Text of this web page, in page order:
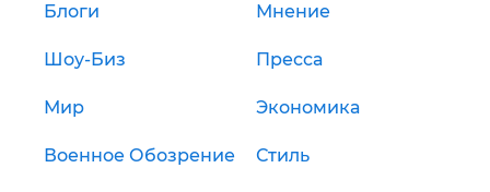
Блоги Мнение
Шоу-Биз Пресса
Мир Экономика
Военное Обозрение Стиль